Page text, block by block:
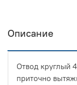
Описание
Отвод круглый
приточно